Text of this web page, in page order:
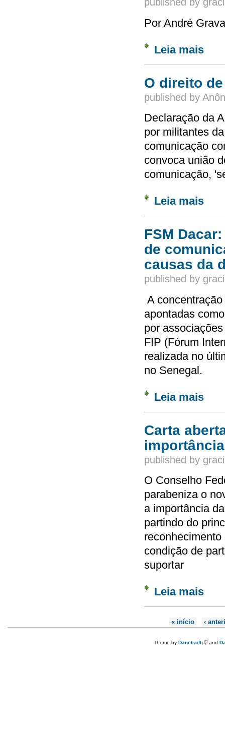
Por André
Leia mais
O direito
published by
Declaração da
por militantes
comunicação
convoca união
comunicação,
Leia mais
FSM
de
causas da
published by
A
apontadas
por
FIP (Fórum
realizada no
no Senegal.
Leia mais
Carta
published by
O Conselho
parabeniza o
a importância
partindo do
condição de
suportar
Leia mais
Páginas« início ‹
Theme by Danetsoft(link is
and